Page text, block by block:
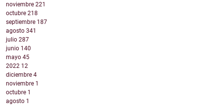
noviembre 221
octubre 218
septiembre 187
agosto 341
julio 287
junio 140
mayo 45
2022 12
diciembre 4
noviembre 1
octubre 1
agosto 1